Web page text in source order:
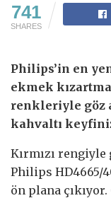
741
SHARES
Philips’in en
ekmek
renkleriyle göz
kahvaltı
Kırmızı rengiyle
Philips HD4665/
ön plana